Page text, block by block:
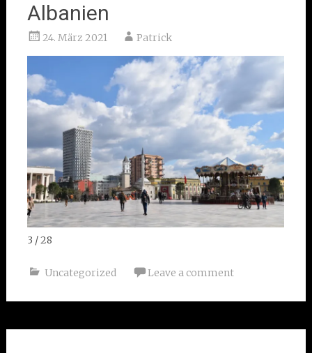
Albanien
24. März 2021 Patrick
4 / 28
Uncategorized Leave a comment